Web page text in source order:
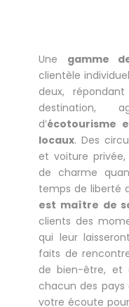
Une gamme
clientèle
deux,
destination,
d’écotourisme
locaux. Des
et voiture
de charme
temps de liberté
est maître de
clients des
qui leur
faits de
de bien-être, et
chacun des pays
votre écoute